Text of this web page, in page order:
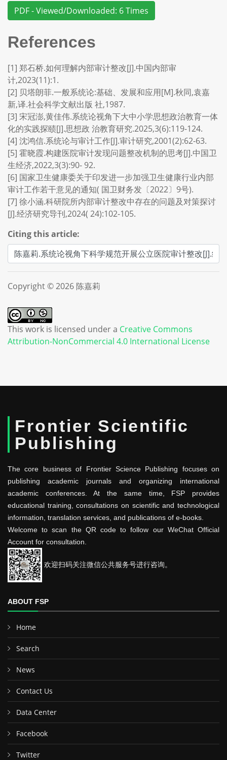
PDF - Viewed/Downloaded: 6 Times
References
[1] 郑石桥.如何理解内部审计整改[J].中国内部审
计,2023(11):1.
[2] 贝塔朗菲.一般系统论:基础、发展和应用[M].秋同,袁嘉
新,译.社会科学文献出版 社,1987.
[3] 宋冠澎,黄佳伟.系统论视角下大中小学思想政治教育一体
化的实践探赜[J].思想政 治教育研究.2025,3(6):119-124.
[4] 沈鸿信.系统论与审计工作[J].审计研究,2001(2):62-63.
[5] 霍晓霞.构建医院审计发现问题整改机制的思考[J].中国卫
生经济,2022,3(3):90- 92.
[6] 国家卫生健康委关于印发进一步加强卫生健康行业内部
审计工作若干意见的通知( 国卫财务发〔2022〕9号).
[7] 徐小涵.科研院所内部审计整改中存在的问题及对策探讨
[J].经济研究导刊,2024( 24):102-105.
Citing this article:
Copyright © 2026 陈嘉莉
This work is licensed under a Creative Commons
Attribution-NonCommercial 4.0 International License
Frontier Scientific
Publishing
The core business of Frontier Science Publishing focuses on
publishing academic journals and organizing international
academic conferences. At the same time, FSP provides
educational training, consultations on scientific and technological
information, translation services, and publications of e-books.
Welcome to scan the QR code to follow our WeChat Official
Account for consultation.
欢迎扫码关注微信公共服务号进行咨询。
ABOUT FSP
Home
Search
News
Contact Us
Data Center
Facebook
Twitter